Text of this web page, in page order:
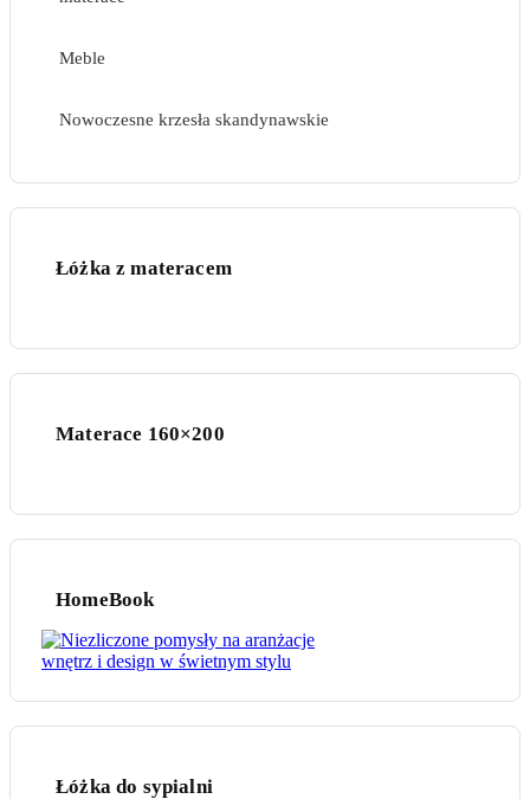
Meble
Nowoczesne krzesła skandynawskie
Łóżka z materacem
Materace 160×200
HomeBook
Łóżka do sypialni